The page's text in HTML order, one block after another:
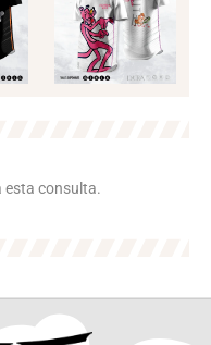
esta consulta.